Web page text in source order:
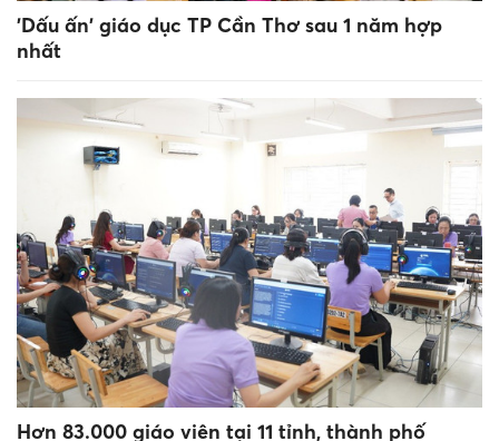
'Dấu ấn' giáo dục TP Cần Thơ sau 1 năm hợp
nhất
Hơn 83.000 giáo viên tại 11 tỉnh, thành phố